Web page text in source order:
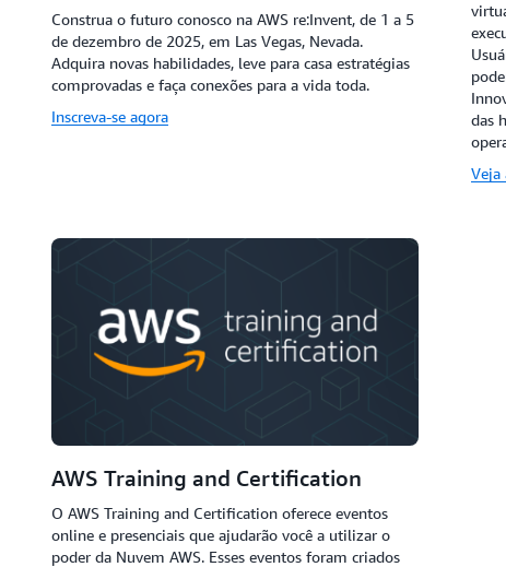
Construa o futuro conosco na AWS re:Invent, de 1 a 5
de dezembro de 2025, em Las Vegas, Nevada.
Adquira novas habilidades, leve para casa estratégias
comprovadas e faça conexões para a vida toda.
Inscreva-se agora
das
Veja
AWS Training and Certification
O AWS Training and Certification oferece eventos
online e presenciais que ajudarão você a utilizar o
poder da Nuvem AWS. Esses eventos foram criados